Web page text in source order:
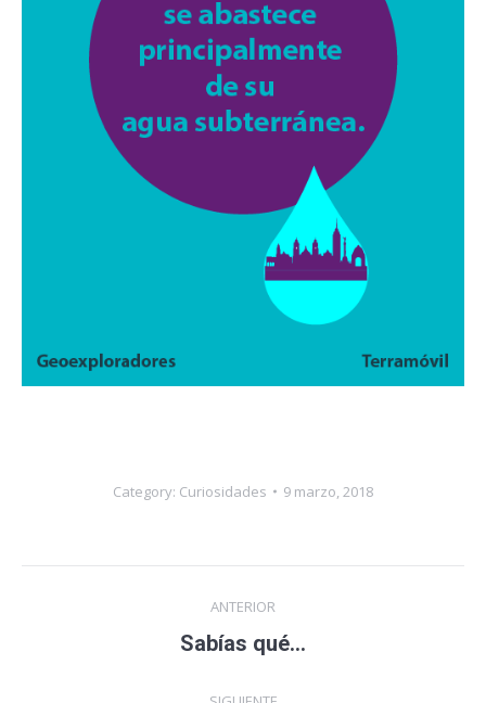
Category: Curiosidades 9 marzo, 2018
ANTERIOR
Publicación
anterior:
Sabías qué…